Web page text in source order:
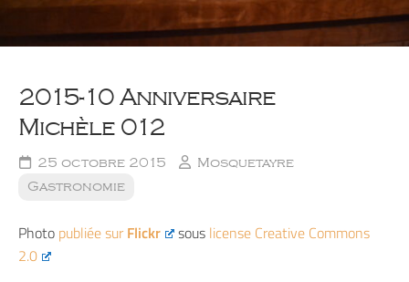
2015-10 Anniversaire
Michèle 012
25 octobre 2015
Mosquetayre
Gastronomie
Photo publiée surFlickr sous license Creative Commons
2.0